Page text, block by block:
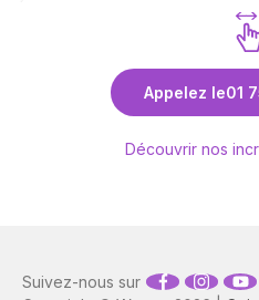
Découvrez Pascal
Appelez le01
Découvrir nos
Suivez-nous sur